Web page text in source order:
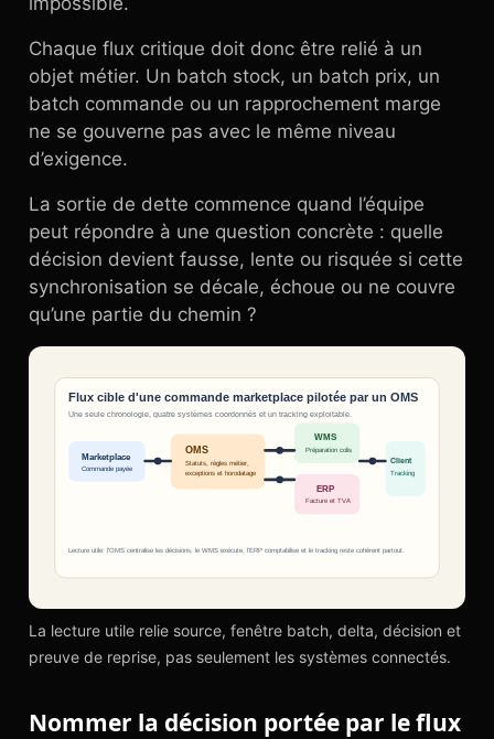
Chaque flux critique doit donc être relié à un
objet métier. Un batch stock, un batch prix, un
batch commande ou un rapprochement marge
ne se gouverne pas avec le même niveau
d’exigence.
La sortie de dette commence quand l’équipe
peut répondre à une question concrète : quelle
décision devient fausse, lente ou risquée si cette
synchronisation se décale, échoue ou ne couvre
qu’une partie du chemin ?
La lecture utile relie source, fenêtre batch, delta, décision et
preuve de reprise, pas seulement les systèmes connectés.
Nommer la décision portée par le flux